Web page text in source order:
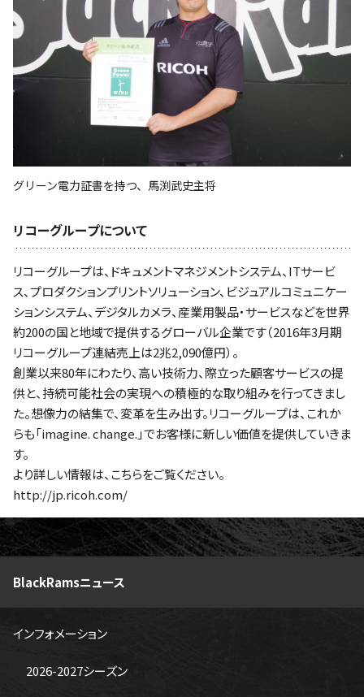
グリーン電力証書を持つ、馬渕武史主将
リコーグループについて
リコーグループは、ドキュメントマネジメントシステム、ITサービ
ス、プロダクションプリントソリューション、ビジュアルコミュニケー
ションシステム、デジタルカメラ、産業用製品・サービスなどを世界
約200の国と地域で提供するグローバル企業です（2016年3月期
リコーグループ連結売上は2兆2,090億円）。
創業以来80年にわたり、高い技術力、際立った顧客サービスの提
供と、持続可能社会の実現への積極的な取り組みを行ってきまし
た。想像力の結集で、変革を生み出す。リコーグループは、これか
らも「imagine. change.」でお客様に新しい価値を提供していきま
す。
より詳しい情報は、こちらをご覧ください。
http://jp.ricoh.com/
BlackRamsニュース
インフォメーション
2026-2027シーズン